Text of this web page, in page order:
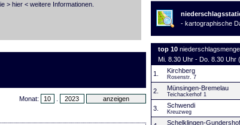
> hier< weitere Informationen.
Monat:
- kartographische
top 10
Mi. 8.30 Uhr - Do. 8.30 Uhr
1.
Kirchberg
Rosenstr. 7
2. Münsingen-Bremelau
Teichackerhof 1
3. Schwendi
Kreuzweg
Schelklingen-